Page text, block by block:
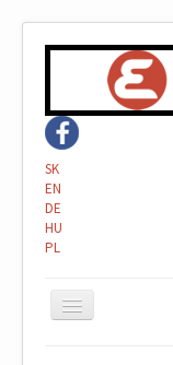
SK
EN
DE
HU
PL